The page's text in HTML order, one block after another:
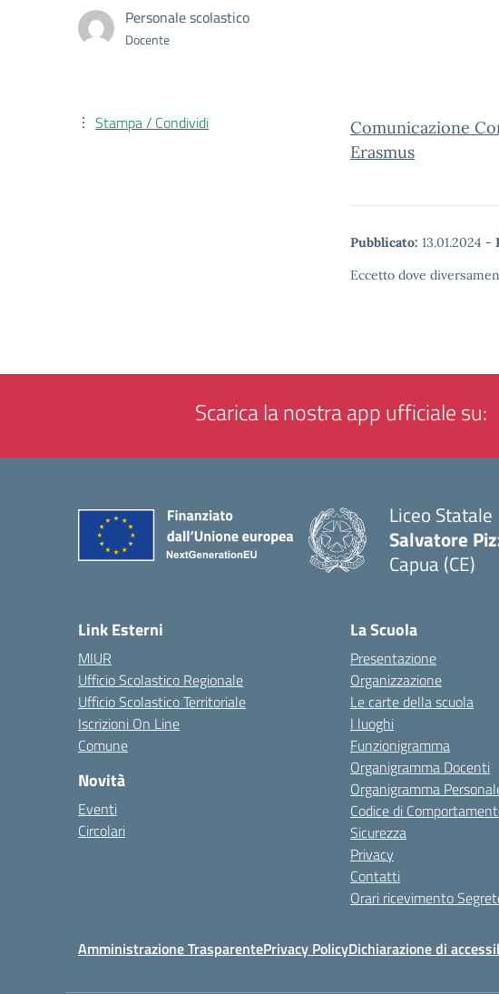
Personale scolastico
Docente
Comunicazione
Erasmus
Pubblicato: 13.01.2024 -
Eccetto dove
Stampa / Condividi
Scarica la nostra app ufficiale su:
Liceo Statale
Salvatore
Capua (CE)
Link Esterni
MIUR
Ufficio Scolastico Regionale
Ufficio Scolastico Territoriale
Iscrizioni On Line
Comune
Novità
Eventi
Circolari
La Scuola
Presentazione
Organizzazione
Le carte della scuola
I luoghi
Funzionigramma
Organigramma Docenti
Organigramma
Codice di
Sicurezza
Privacy
Contatti
Orari ricevimento
Amministrazione TrasparentePrivacy PolicyDichiarazione di